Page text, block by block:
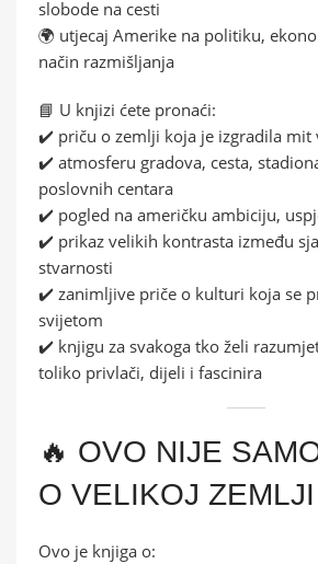
slobode na cesti
🌍 utjecaj Amerike na politiku,
način razmišljanja
📘 U knjizi ćete pronaći:
✔️ priču o zemlji koja je izgradila mit
✔️ atmosferu gradova, cesta,
poslovnih centara
✔️ pogled na američku ambiciju,
✔️ prikaz velikih kontrasta između
stvarnosti
✔️ zanimljive priče o kulturi koja se
svijetom
✔️ knjigu za svakoga tko želi
toliko privlači, dijeli i fascinira
🔥 OVO NIJE
O VELIKOJ ZEMLJI
Ovo je knjiga o: